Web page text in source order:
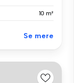
10 m²
Se mere